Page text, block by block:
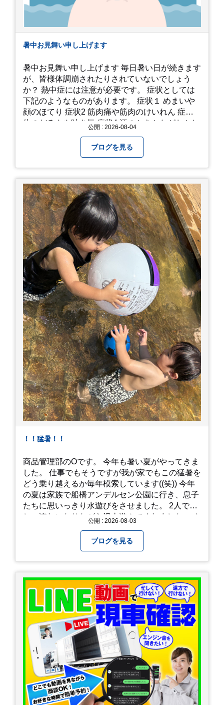
暑中お見舞い申し上げます
暑中お見舞い申し上げます 毎日暑い日が続きます
が、皆様体調崩されたりされていないでしょう
か？ 熱中症には注意が必要です。 症状としては
下記のようなものがあります。 症状１ めまいや
顔のほてり 症状2 筋肉痛や筋肉のけいれん 症状3
体のだるさや吐き気 症状4 汗のかきかたがおかし
に反応しない、まっすぐ歩けない 症状7 水分補給
に医療機関へ相談、または救急車を呼びましょう
□涼しい場所へ移動しましょう □衣服を脱がし、
体を冷やして体温を下げましょう □塩分や水分を
補給しましょう 一番大切な命を守って、夏を乗り
切りましょう！
公開 : 2026-08-04
ブログを見る
！！猛暑！！
商品管理部のOです。 今年も暑い夏がやってきま
した。 仕事でもそうですが我が家でもこの猛暑を
どう乗り越えるか毎年模索しています((笑)) 今年
の夏は家族で船橋アンデルセン公園に行き、息子
たちに思いっきり水遊びをさせました。 2人でび
しょ濡れになりながら沢山遊んでくれました。 さ
みようと思います。
公開 : 2026-08-03
ブログを見る